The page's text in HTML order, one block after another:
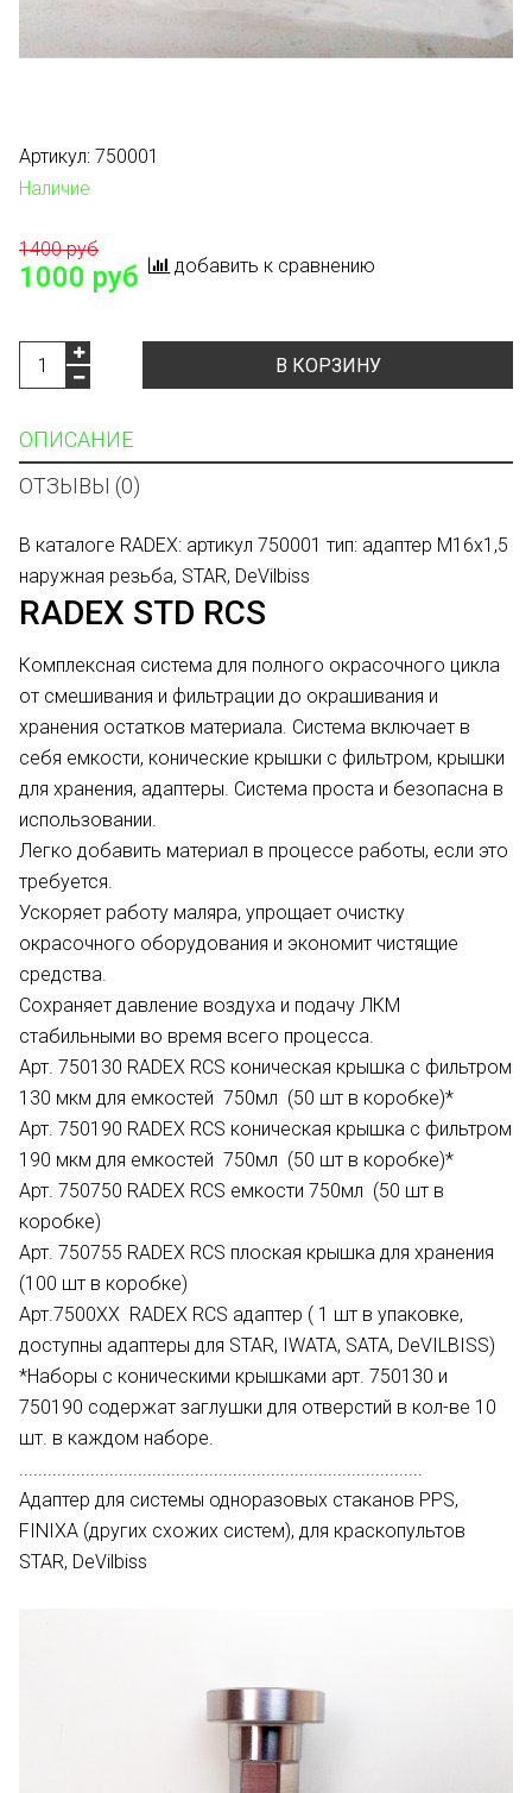
Артикул: 750001
Наличие
1400 руб
1000 руб добавить к сравнению
В КОРЗИНУ
ОПИСАНИЕ
ОТЗЫВЫ (0)
В каталоге RADEX: артикул 750001 тип: адаптер M16x1,5
наружная резьба, STAR, DeVilbiss
RADEX STD RCS
Комплексная система для полного окрасочного цикла
от смешивания и фильтрации до окрашивания и
хранения остатков материала. Система включает в
себя емкости, конические крышки с фильтром, крышки
для хранения, адаптеры. Система проста и безопасна в
использовании.
Легко добавить материал в процессе работы, если это
требуется.
Ускоряет работу маляра, упрощает очистку
окрасочного оборудования и экономит чистящие
средства.
Сохраняет давление воздуха и подачу ЛКМ
стабильными во время всего процесса.
Арт. 750130 RADEX RCS коническая крышка с фильтром
130 мкм для емкостей 750мл (50 шт в коробке)*
Арт. 750190 RADEX RCS коническая крышка с фильтром
190 мкм для емкостей 750мл (50 шт в коробке)*
Арт. 750750 RADEX RCS емкости 750мл (50 шт в
коробке)
Арт. 750755 RADEX RCS плоская крышка для хранения
(100 шт в коробке)
Арт.7500ХХ RADEX RCS адаптер ( 1 шт в упаковке,
доступны адаптеры для STAR, IWATA, SATA, DeVILBISS)
*Наборы с коническими крышками арт. 750130 и
750190 содержат заглушки для отверстий в кол-ве 10
шт. в каждом наборе.
.....................................................................................
Адаптер для системы одноразовых стаканов PPS,
FINIXA (других схожих систем), для краскопультов
STAR, DeVilbiss